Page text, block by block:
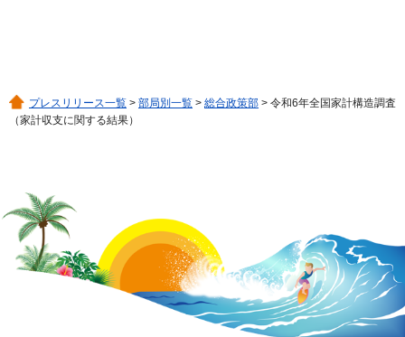
プレスリリース一覧 > 部局別一覧 > 総合政策部 > 令和6年全国家計構造調査
（家計収支に関する結果）